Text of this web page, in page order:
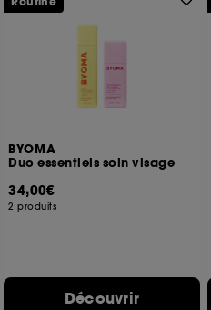
BYOMA
Duo essentiels soin visage
34,00€
2 produits
Découvrir